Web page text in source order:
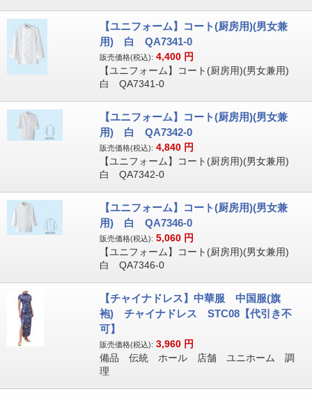
【ユニフォーム】コート(厨房用)(男女兼
用) 白 QA7341-0
販売価格(税込): 4,400 円
【ユニフォーム】コート(厨房用)(男女兼用)
白 QA7341-0
【ユニフォーム】コート(厨房用)(男女兼
用) 白 QA7342-0
販売価格(税込): 4,840 円
【ユニフォーム】コート(厨房用)(男女兼用)
白 QA7342-0
【ユニフォーム】コート(厨房用)(男女兼
用) 白 QA7346-0
販売価格(税込): 5,060 円
【ユニフォーム】コート(厨房用)(男女兼用)
白 QA7346-0
【チャイナドレス】中華服 中国服(旗
袍) チャイナドレス STC08【代引き不
可】
販売価格(税込): 3,960 円
備品 伝統 ホール 店舗 ユニホーム 調
理